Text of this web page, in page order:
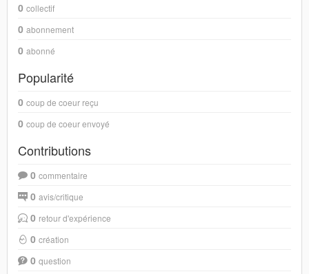
0 collectif
0 abonnement
0 abonné
Popularité
0 coup de coeur reçu
0 coup de coeur envoyé
Contributions
0 commentaire
0 avis/critique
0 retour d'expérience
0 création
0 question